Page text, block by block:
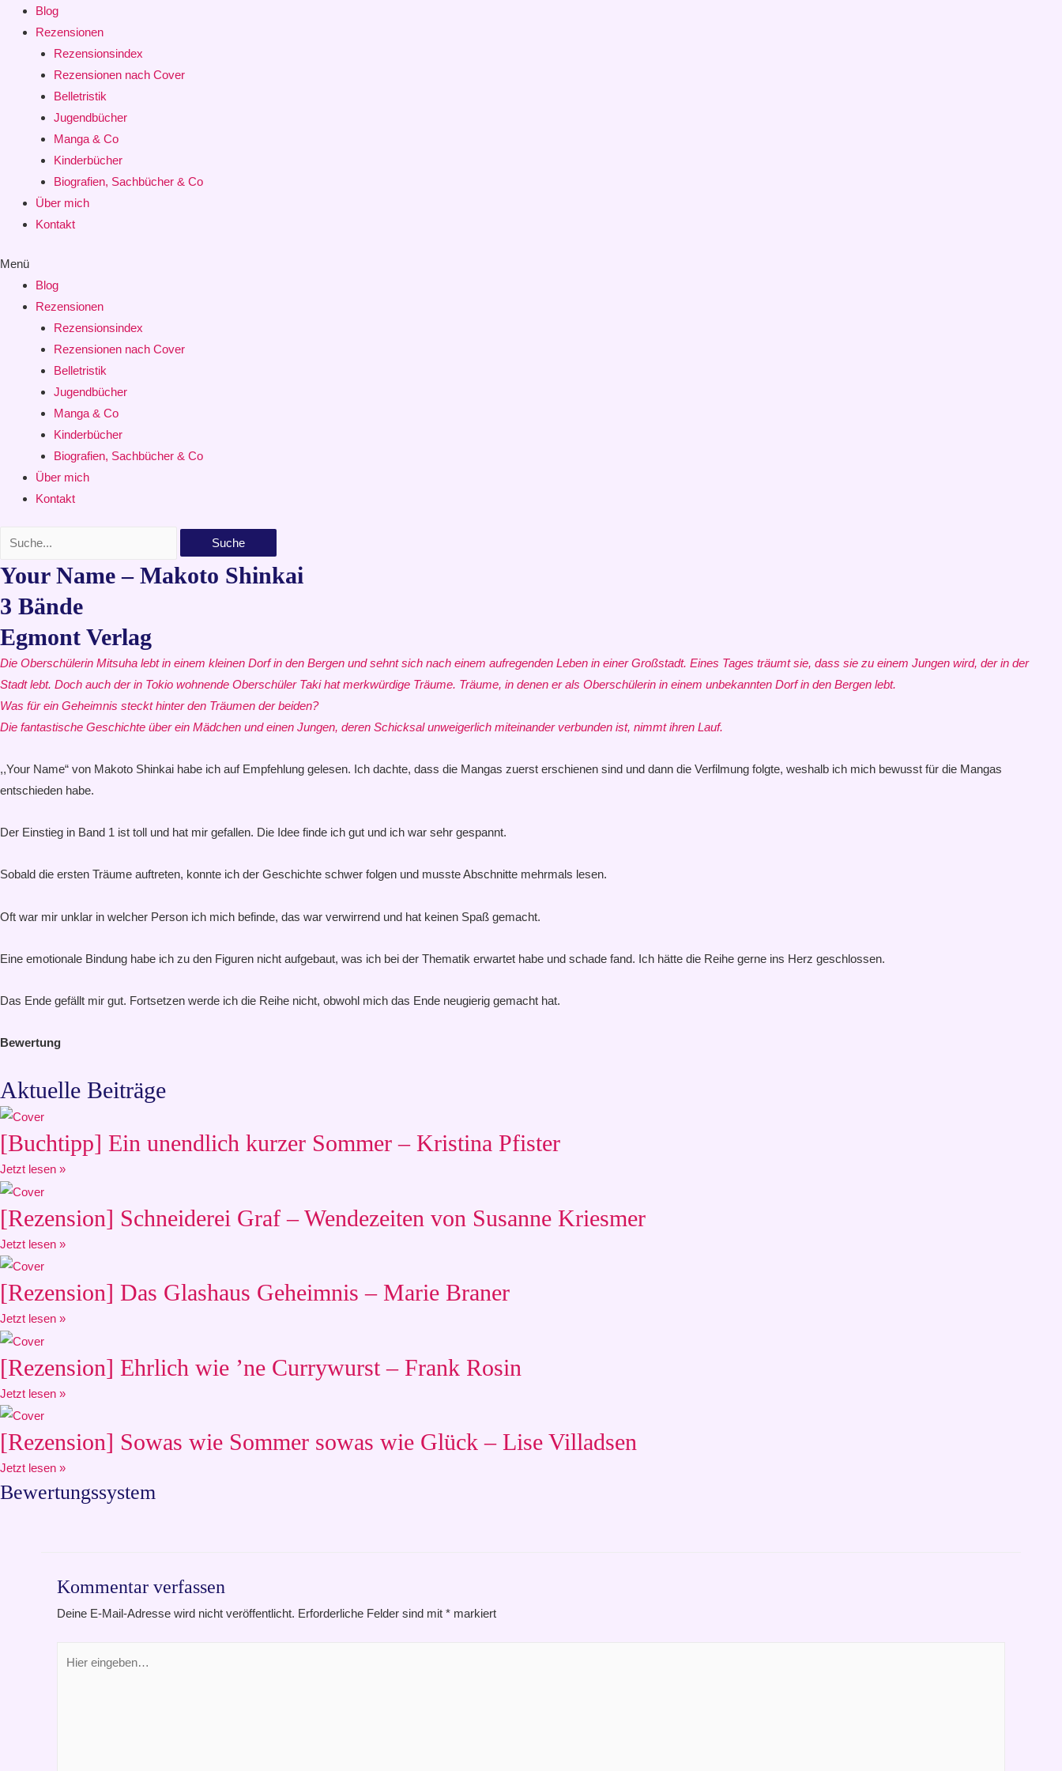
Blog
Rezensionen
Rezensionsindex
Rezensionen nach Cover
Belletristik
Jugendbücher
Manga & Co
Kinderbücher
Biografien, Sachbücher & Co
Über mich
Kontakt
Menü
Blog
Rezensionen
Rezensionsindex
Rezensionen nach Cover
Belletristik
Jugendbücher
Manga & Co
Kinderbücher
Biografien, Sachbücher & Co
Über mich
Kontakt
Suche
Your Name – Makoto Shinkai
3 Bände
Egmont Verlag
Die Oberschülerin Mitsuha lebt in einem kleinen Dorf in den Bergen und sehnt sich nach einem aufregenden Leben in einer Großstadt. Eines Tages träumt sie, dass sie zu einem Jungen wird, der in der
Stadt lebt. Doch auch der in Tokio wohnende Oberschüler Taki hat merkwürdige Träume. Träume, in denen er als Oberschülerin in einem unbekannten Dorf in den Bergen lebt.
Was für ein Geheimnis steckt hinter den Träumen der beiden?
Die fantastische Geschichte über ein Mädchen und einen Jungen, deren Schicksal unweigerlich miteinander verbunden ist, nimmt ihren Lauf.
,,Your Name“ von Makoto Shinkai habe ich auf Empfehlung gelesen. Ich dachte, dass die Mangas zuerst erschienen sind und dann die Verfilmung folgte, weshalb ich mich bewusst für die Mangas
entschieden habe.
Der Einstieg in Band 1 ist toll und hat mir gefallen. Die Idee finde ich gut und ich war sehr gespannt.
Sobald die ersten Träume auftreten, konnte ich der Geschichte schwer folgen und musste Abschnitte mehrmals lesen.
Oft war mir unklar in welcher Person ich mich befinde, das war verwirrend und hat keinen Spaß gemacht.
Eine emotionale Bindung habe ich zu den Figuren nicht aufgebaut, was ich bei der Thematik erwartet habe und schade fand. Ich hätte die Reihe gerne ins Herz geschlossen.
Das Ende gefällt mir gut. Fortsetzen werde ich die Reihe nicht, obwohl mich das Ende neugierig gemacht hat.
Bewertung
Aktuelle Beiträge
[Buchtipp] Ein unendlich kurzer Sommer – Kristina Pfister
Jetzt lesen »
[Rezension] Schneiderei Graf – Wendezeiten von Susanne Kriesmer
Jetzt lesen »
[Rezension] Das Glashaus Geheimnis – Marie Braner
Jetzt lesen »
[Rezension] Ehrlich wie ’ne Currywurst – Frank Rosin
Jetzt lesen »
[Rezension] Sowas wie Sommer sowas wie Glück – Lise Villadsen
Jetzt lesen »
Bewertungssystem
Kommentar verfassen
Deine E-Mail-Adresse wird nicht veröffentlicht. Erforderliche Felder sind mit * markiert
eingeben…